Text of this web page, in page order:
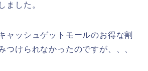
ました。
ャッシュゲットモールのお得な割
つけられなかったのですが、、、